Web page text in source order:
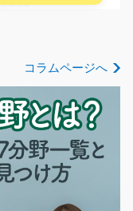
コラムページへ